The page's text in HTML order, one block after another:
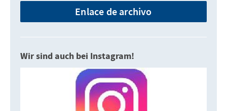
Enlace de archivo
Wir sind auch bei Instagram!